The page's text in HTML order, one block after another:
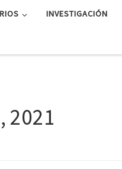
INVESTIGACIÓN
2021